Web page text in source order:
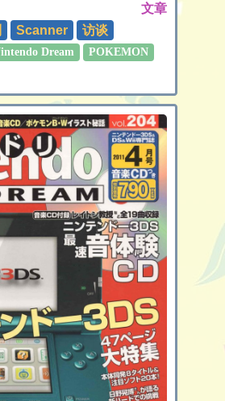
文章
Scanner 访谈
Dream
POKEMON